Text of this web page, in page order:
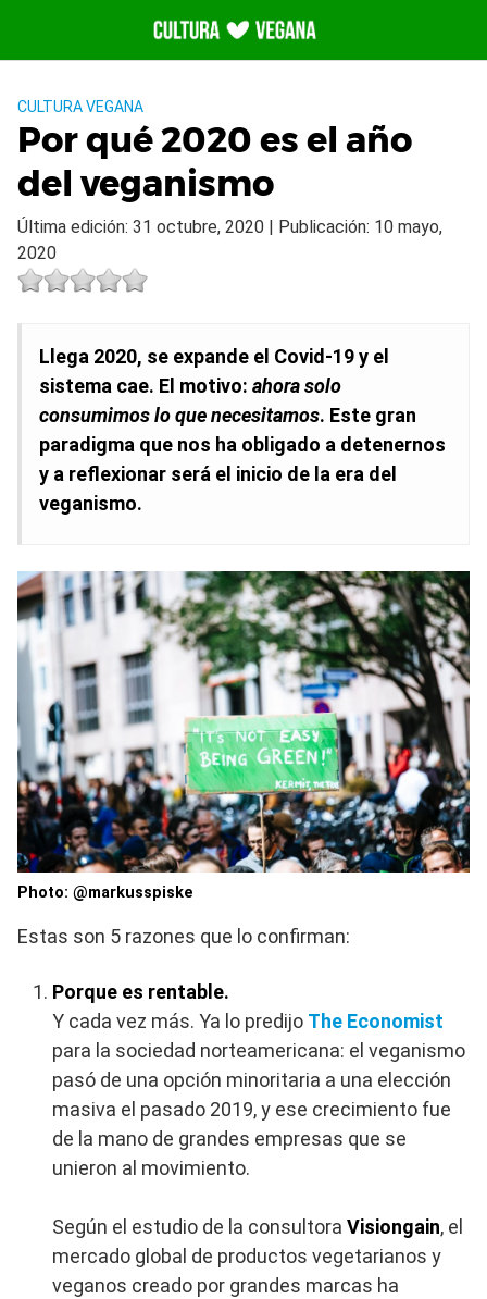
contenido
CULTURA VEGANA
Por qué 2020 es el año
del veganismo
Última edición: 31 octubre, 2020 | Publicación: 10 mayo,
2020
Llega 2020, se expande el Covid-19 y el
sistema cae. El motivo: ahora solo
consumimos lo que necesitamos. Este gran
paradigma que nos ha obligado a detenernos
y a reflexionar será el inicio de la era del
veganismo.
Photo: @markusspiske
Estas son 5 razones que lo confirman:
Porque es rentable.
Y cada vez más. Ya lo predijo The Economist
para la sociedad norteamericana: el veganismo
pasó de una opción minoritaria a una elección
masiva el pasado 2019, y ese crecimiento fue
de la mano de grandes empresas que se
unieron al movimiento.
Según el estudio de la consultora Visiongain, el
mercado global de productos vegetarianos y
veganos creado por grandes marcas ha